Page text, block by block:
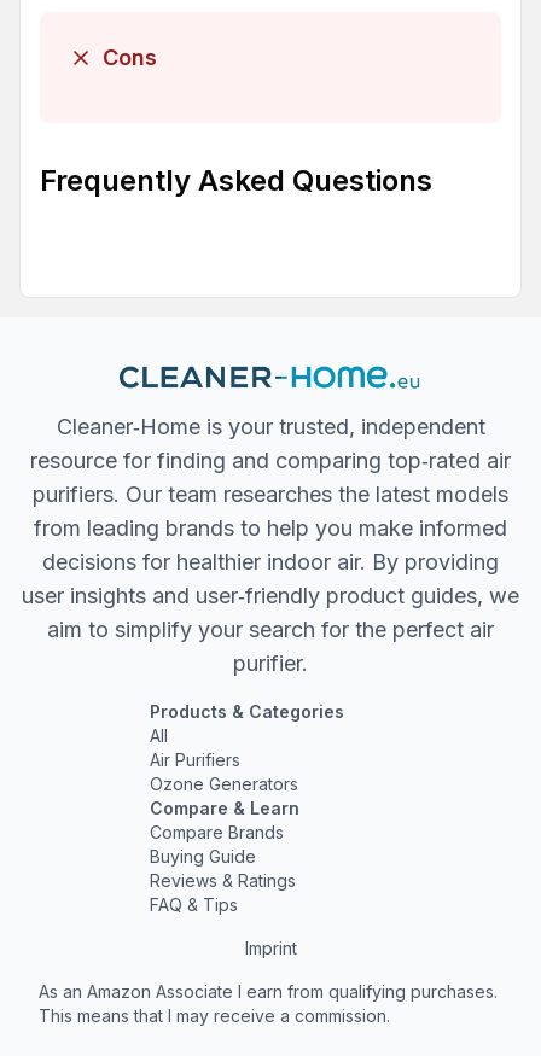
Cons
Frequently Asked Questions
Cleaner‐Home is your trusted, independent
resource for finding and comparing top‐rated air
purifiers. Our team researches the latest models
from leading brands to help you make informed
decisions for healthier indoor air. By providing
user insights and user‐friendly product guides, we
aim to simplify your search for the perfect air
purifier.
Products & Categories
All
Air Purifiers
Ozone Generators
Compare & Learn
Compare Brands
Buying Guide
Reviews & Ratings
FAQ & Tips
Imprint
As an Amazon Associate I earn from qualifying purchases.
This means that I may receive a commission.